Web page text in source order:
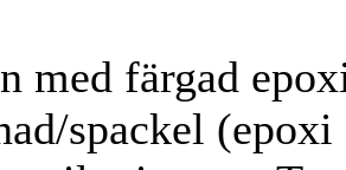
med färgad
spackel (epoxi